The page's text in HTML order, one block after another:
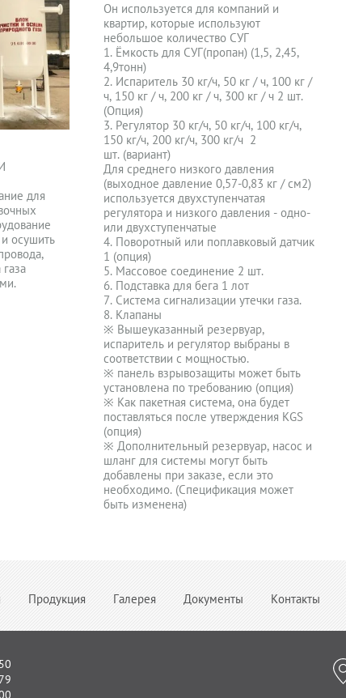
для
осушить
Он используется для компаний и
квартир, которые используют
небольшое количество СУГ
1. Ёмкость для СУГ(пропан) (1,5, 2,45,
4,9тонн)
2. Испаритель 30 кг/ч, 50 кг / ч, 100 кг /
ч, 150 кг / ч, 200 кг / ч, 300 кг / ч 2 шт.
(Опция)
3. Регулятор 30 кг/ч, 50 кг/ч, 100 кг/ч,
150 кг/ч, 200 кг/ч, 300 кг/ч 2
шт. (вариант)
Для среднего низкого давления
(выходное давление 0,57-0,83 кг / см2)
используется двухступенчатая
регулятора и низкого давления - одно-
или двухступенчатые
4. Поворотный или поплавковый датчик
1 (опция)
5. Массовое соединение 2 шт.
6. Подставка для бега 1 лот
7. Система сигнализации утечки газа.
8. Клапаны
※ Вышеуказанный резервуар,
испаритель и регулятор выбраны в
соответствии с мощностью.
※ панель взрывозащиты может быть
установлена по требованию (опция)
※ Как пакетная система, она будет
поставляться после утверждения KGS
(опция)
※ Дополнительный резервуар, насос и
шланг для системы могут быть
добавлены при заказе, если это
необходимо. (Спецификация может
быть изменена)
Продукция Галерея Документы Контакты